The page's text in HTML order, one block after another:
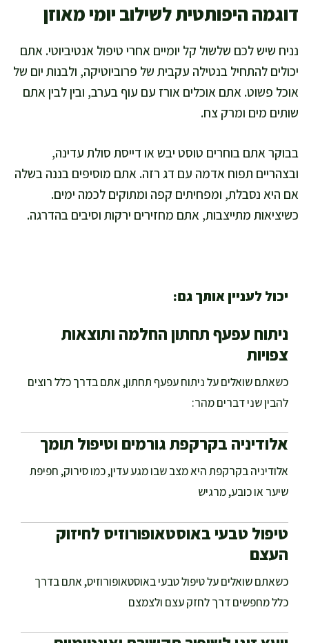
דוגמה היפותטית לשילוב יומי מאוזן
נניח שיש לכם שלשול קל יומיים אחרי טיפול אנטיביוטי. אתם
יכולים להתחיל בנטילה עקבית של פרוביוטיקה, ולבנות יום של
אוכל פשוט. אתם אוכלים אורז עם עוף בערב, ובין לבין אתם
שותים מים ומרק צח.
בבוקר אתם בוחרים טוסט יבש או דייסת סולת עדינה,
ובצהריים תפוח אדמה עם דג רזה. אתם מוסיפים בננה בשלה
אם היא נסבלת, ומפחיתים קפה ומתוקים לכמה ימים.
כשיציאות מתייצבות, אתם מחזירים ירקות וסיבים בהדרגה.
יכול לעניין אותך גם:
ניתוח עפעף תחתון החלמה ותוצאות
צפויות
כשאתם שואלים על ניתוח עפעף תחתון, אתם בדרך כלל רוצים
להבין שני דברים מהר:
אלודיניה בקרקפת גורמים וטיפול תומך
אלודיניה בקרקפת היא מצב שבו מגע עדין, כמו סירוק, חפיפת
שיער או כובע, מרגיש
טיפול טבעי באוסטאופורוזיס לחיזוק
העצם
כשאתם שואלים על טיפול טבעי באוסטאופורוזיס, אתם בדרך
כלל מחפשים דרך לחזק עצם ולצמצם